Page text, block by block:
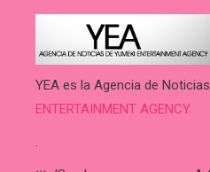
YEA es la Agencia de
ENTERTAINMENT AGENCY.
.